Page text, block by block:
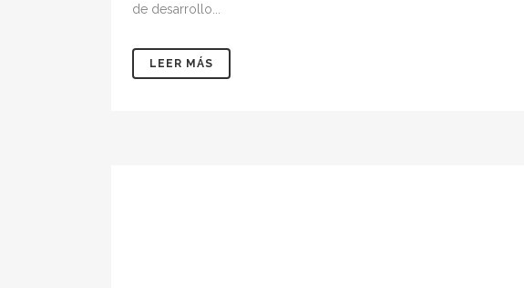
de desarrollo...
LEER MÁS